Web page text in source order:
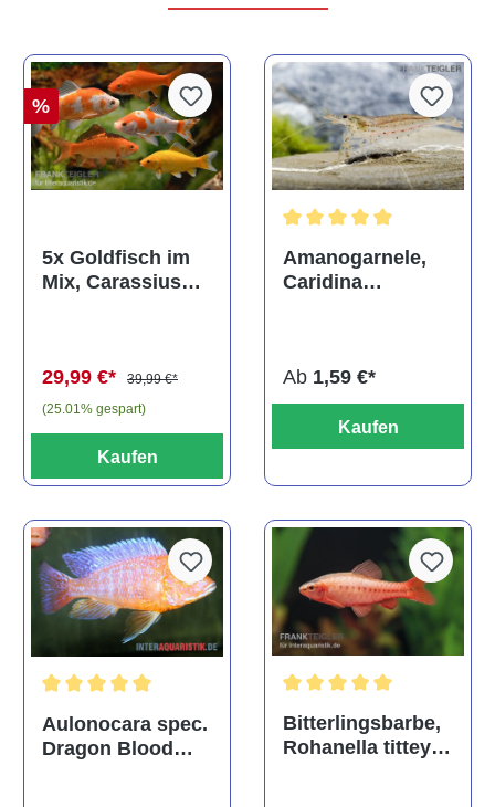
%
5x Goldfisch im
Mix, Carassius
29,99 €*
39,99 €*
(25.01% gespart)
Kaufen
Amanogarnele,
Caridina
Ab 1,59 €*
Kaufen
Durchschnittliche Bewertung von 5 von 5 Sternen
Aulonocara spec.
Dragon Blood
Bitterlingsbarbe,
Rohanella titteya,